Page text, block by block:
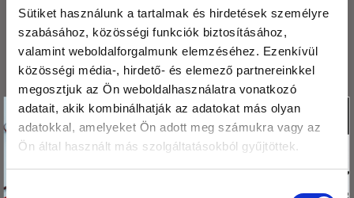
Sütiket használunk a tartalmak és hirdetések személyre
szabásához, közösségi funkciók biztosításához,
valamint weboldalforgalmunk elemzéséhez. Ezenkívül
közösségi média-, hirdető- és elemező partnereinkkel
megosztjuk az Ön weboldalhasználatra vonatkozó
adatait, akik kombinálhatják az adatokat más olyan
adatokkal, amelyeket Ön adott meg számukra vagy az
Ön által használt más szolgáltatásokból gyűjtöttek.
Hozzájárulás
LEGUTÓBBI BEJEGYZÉSEK
Fogyasszunk mogyoró-, mandula és kesuvajat!
Mogyoróvajas szelet
Köszönjük,hogy
olvasod a blogunkat!
Ezért
megajándékozunk egy